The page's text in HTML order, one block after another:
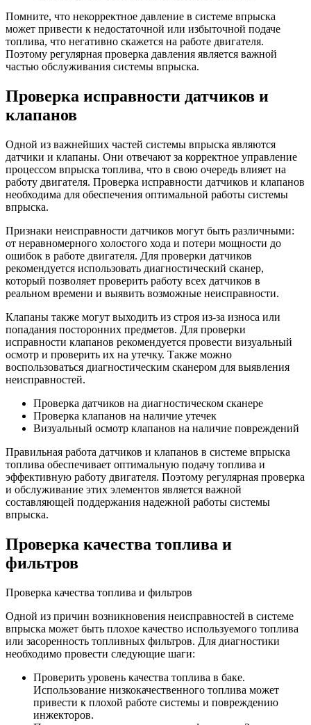
Помните, что некорректное давление в системе впрыска
может привести к недостаточной или избыточной подаче
топлива, что негативно скажется на работе двигателя.
Поэтому регулярная проверка давления является важной
частью обслуживания системы впрыска.
Проверка исправности датчиков и
клапанов
Одной из важнейших частей системы впрыска являются
датчики и клапаны. Они отвечают за корректное управление
процессом впрыска топлива, что в свою очередь влияет на
работу двигателя. Проверка исправности датчиков и клапанов
необходима для обеспечения оптимальной работы системы
впрыска.
Признаки неисправности датчиков могут быть различными:
от неравномерного холостого хода и потери мощности до
ошибок в работе двигателя. Для проверки датчиков
рекомендуется использовать диагностический сканер,
который позволяет проверить работу всех датчиков в
реальном времени и выявить возможные неисправности.
Клапаны также могут выходить из строя из-за износа или
попадания посторонних предметов. Для проверки
исправности клапанов рекомендуется провести визуальный
осмотр и проверить их на утечку. Также можно
воспользоваться диагностическим сканером для выявления
неисправностей.
Проверка датчиков на диагностическом сканере
Проверка клапанов на наличие утечек
Визуальный осмотр клапанов на наличие повреждений
Правильная работа датчиков и клапанов в системе впрыска
топлива обеспечивает оптимальную подачу топлива и
эффективную работу двигателя. Поэтому регулярная проверка
и обслуживание этих элементов является важной
составляющей поддержания надежной работы системы
впрыска.
Проверка качества топлива и
фильтров
Проверка качества топлива и фильтров
Одной из причин возникновения неисправностей в системе
впрыска может быть плохое качество используемого топлива
или засоренность топливных фильтров. Для диагностики
необходимо провести следующие шаги:
Проверить уровень качества топлива в баке.
Использование низкокачественного топлива может
привести к плохой работе системы и повреждению
инжекторов.